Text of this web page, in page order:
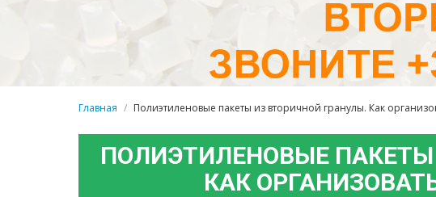
Главная Полиэтиленовые пакеты из вторичной гранулы. Как
ПОЛИЭТИЛЕНОВЫЕ
КАК